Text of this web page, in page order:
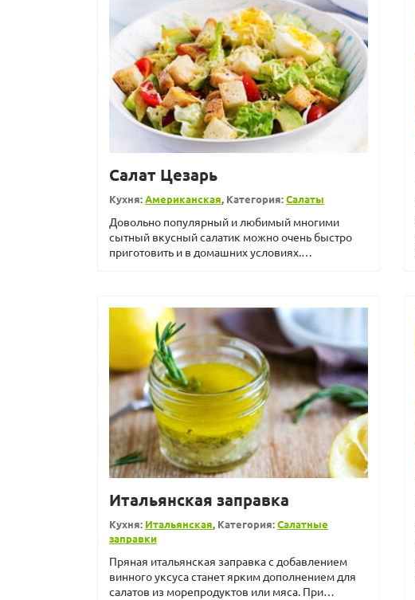
Салат Цезарь
Кухня:Американская, Категория:Салаты
Довольно популярный и любимый многими
сытный вкусный салатик можно очень быстро
приготовить и в домашних условиях.
Итальянская заправка
Кухня: Итальянская, Категория:Салатные
заправки
Пряная итальянская заправка с добавлением
винного уксуса станет ярким дополнением для
салатов из морепродуктов или мяса. При